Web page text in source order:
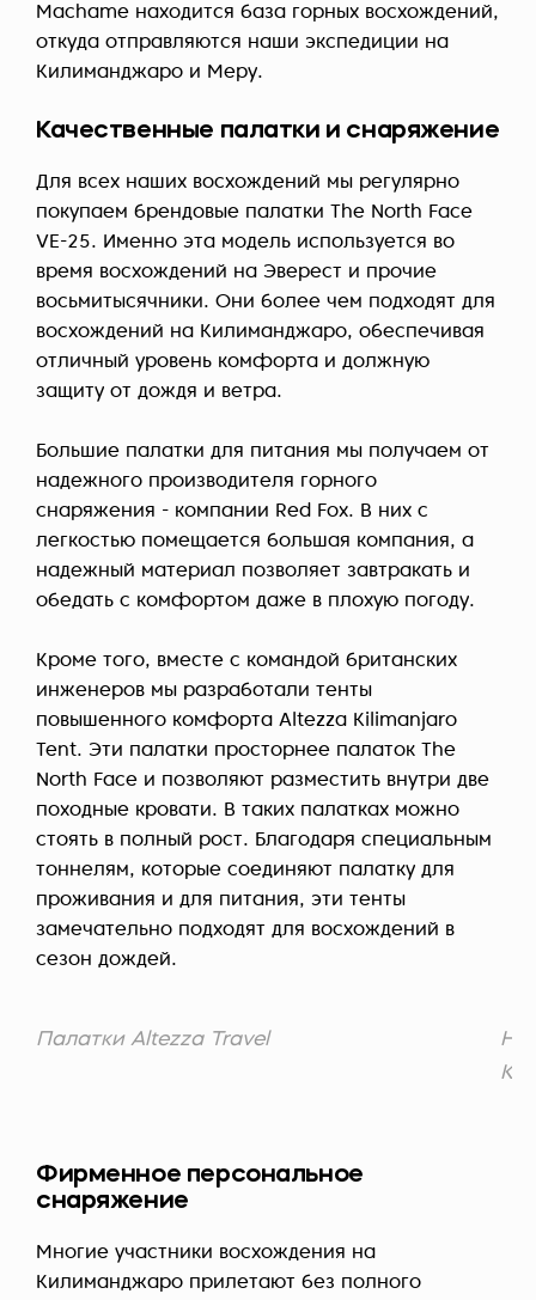
Machame находится база горных восхождений,
откуда отправляются наши экспедиции на
Килиманджаро и Меру.
Качественные палатки и снаряжение
Для всех наших восхождений мы регулярно
покупаем брендовые палатки The North Face
VE-25. Именно эта модель используется во
время восхождений на Эверест и прочие
восьмитысячники. Они более чем подходят для
восхождений на Килиманджаро, обеспечивая
отличный уровень комфорта и должную
защиту от дождя и ветра.
Большие палатки для питания мы получаем от
надежного производителя горного
снаряжения - компании Red Fox. В них с
легкостью помещается большая компания, а
надежный материал позволяет завтракать и
обедать с комфортом даже в плохую погоду.
Кроме того, вместе с командой британских
инженеров мы разработали тенты
повышенного комфорта Altezza Kilimanjaro
Tent. Эти палатки просторнее палаток The
North Face и позволяют разместить внутри две
походные кровати. В таких палатках можно
стоять в полный рост. Благодаря специальным
тоннелям, которые соединяют палатку для
проживания и для питания, эти тенты
замечательно подходят для восхождений в
сезон дождей.
Палатки Altezza Travel
Фирменное персональное
снаряжение
Многие участники восхождения на
Килиманджаро прилетают без полного